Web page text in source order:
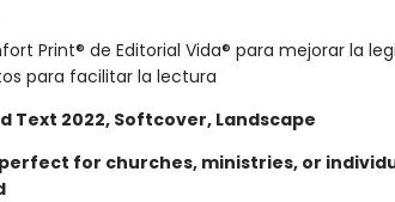
Print® de Editorial Vida® para mejorar la
para facilitar la lectura
Text 2022, Softcover, Landscape
for churches, ministries, or